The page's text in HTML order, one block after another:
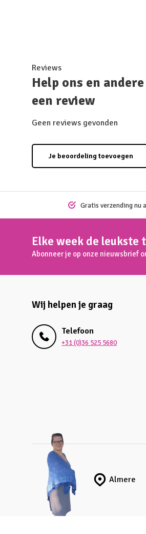
Reviews
Help ons en
een review
Geen reviews gevonden
Je beoordeling toevoegen
Gratis verzending nu
Elke week de leukste
Abonneer je op onze nieuwsbrief
Wij helpen je graag
Telefoon
+31 (0)36 525 5680
Almere